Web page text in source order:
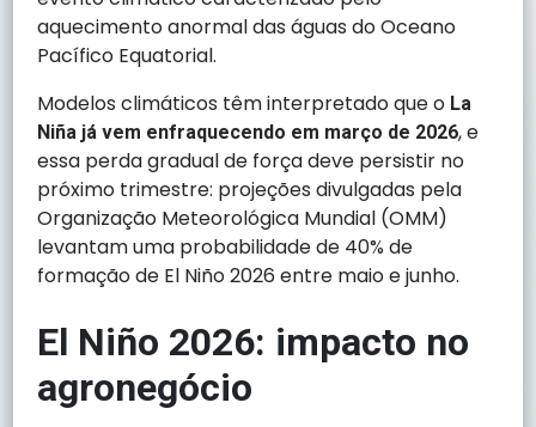
aquecimento anormal das águas do Oceano
Pacífico Equatorial.
Modelos climáticos têm interpretado que o La
Niña já vem enfraquecendo em março de 2026, e
essa perda gradual de força deve persistir no
próximo trimestre: projeções divulgadas pela
Organização Meteorológica Mundial (OMM)
levantam uma probabilidade de 40% de
formação de El Niño 2026 entre maio e junho.
El Niño 2026: impacto no
agronegócio